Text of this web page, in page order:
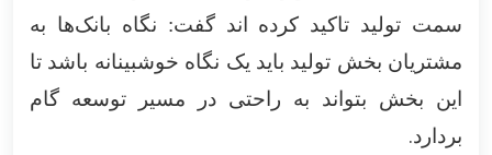
سمت تولید تاکید کرده اند گفت: نگاه بانک‌ها به
مشتریان بخش تولید باید یک نگاه خوشبینانه باشد تا
این بخش بتواند به راحتی در مسیر توسعه گام
بردارد.